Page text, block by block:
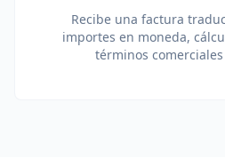
Recibe una factura
importes en moneda,
términos